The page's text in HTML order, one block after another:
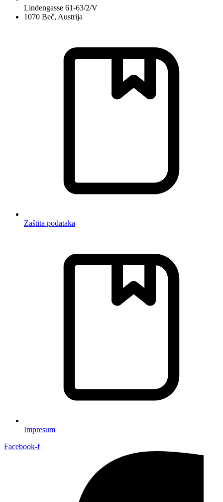
Lindengasse 61-63/2/V
1070 Beč, Austrija
Zaštita podataka
Impresum
Facebook-f